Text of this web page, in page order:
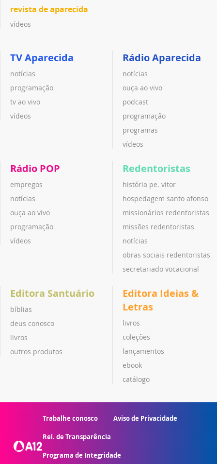
revista de aparecida
vídeos
TV Aparecida
notícias
programação
tv ao vivo
vídeos
Rádio Aparecida
notícias
ouça ao vivo
podcast
programação
programas
vídeos
Rádio POP
empregos
notícias
ouça ao vivo
programação
vídeos
Redentoristas
história pe. vitor
hospedagem santo afonso
missionários redentoristas
missões redentoristas
notícias
obras sociais redentoristas
secretariado vocacional
Editora Santuário
bíblias
deus conosco
livros
outros produtos
Editora Ideias &
Letras
livros
coleções
lançamentos
ebook
catálogo
Trabalhe conosco Aviso de Privacidade
Rel. de Transparência
Programa de Integridade